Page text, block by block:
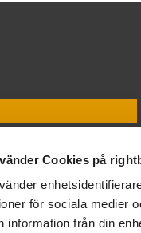
Cookies på
för sociala medier
information från din